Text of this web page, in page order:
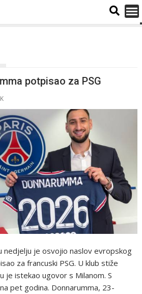
potpisao za PSG
nedjelju je osvojio naslov evropskog
za francuski PSG. U klub stiže
je istekao ugovor s Milanom. S
pet godina. Donnarumma, 23-